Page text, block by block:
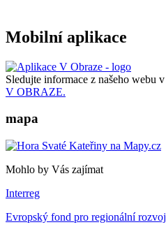
Mobilní aplikace
Sledujte informace z našeho webu v
V OBRAZE.
mapa
Mohlo by Vás zajímat
Interreg
Evropský fond pro regionální rozvoj